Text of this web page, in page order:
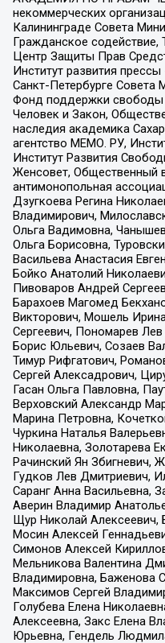
некоммерческих
Калининграде Совета
Гражданское содействие,
Центр Защиты Прав
Институт развития
Санкт-Петербурге Совета
Фонд поддержки свободы
Человек и Закон,
наследия академика
агентство МЕМО. РУ,
Институт Развития
Женсовет, Общественный
антимонопольная
Дзугкоева Регина
Владимирович,
Ольга Вадимовна,
Ольга Борисовна,
Васильева Анастасия
Бойко Анатолий
Пивоваров Андрей
Барахоев Магомед
Викторович, Мошель
Сергеевич, Пономарев
Борис Юльевич, Созаев
Тимур Рифгатович,
Сергей Алексадрович,
Гасан Ольга Павловна,
Верховский Александр
Марина Петровна,
Чуркина Наталья
Николаевна, Золотарева
Рачинский Ян Збигневич,
Гудков Лев Дмитриевич,
Саранг Анна Васильевна,
Аверин Владимир
Щур Николай
Мосин Алексей
Симонов Алексей
Мельникова Валентина
Владимировна, Баженова
Максимов Сергей
Голубева Елена
Алексеевна, Закс Елена
Юрьевна, Гендель